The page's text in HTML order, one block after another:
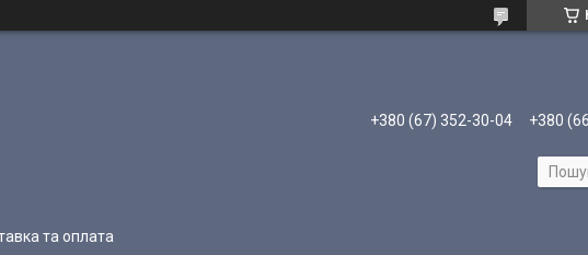
+380 (67) 352-30-04 +380
та оплата